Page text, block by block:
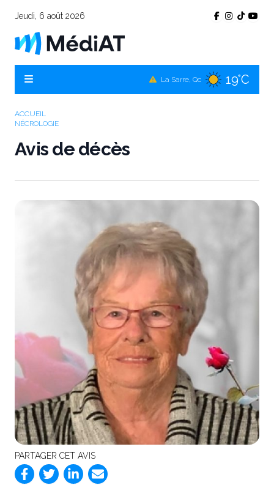
Jeudi, 6 août 2026
Val-d'Or, Qc 19°C
ACCUEIL
NÉCROLOGIE
Avis de décès
PARTAGER CET AVIS